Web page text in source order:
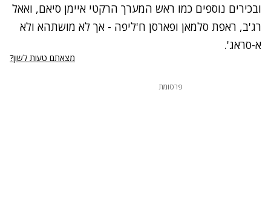
ובכירים נוספים כמו ראש המערך הרקטי איימן סיאם, ואאל
רג'ב, ראפת סלמאן ופארסן ח'ליפה - אך לא מושתהא ולא
א-סראג'.
מצאתם טעות לשון?
פרסומת